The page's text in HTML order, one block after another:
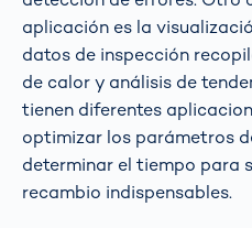
aplicación es la
datos de inspección
de calor y análisis de
tienen diferentes
optimizar los parámetros
determinar el tiempo para
recambio indispensables.